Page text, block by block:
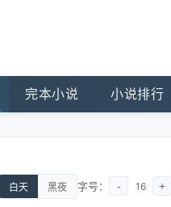
完本小说 小说排行
白天 黑夜 字号： - 16 +